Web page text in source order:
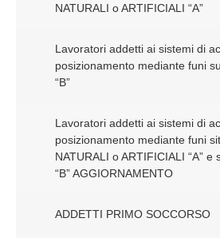
NATURALI o ARTIFICIALI “A”
Lavoratori addetti ai sistemi di
posizionamento mediante funi
“B”
Lavoratori addetti ai sistemi di
posizionamento mediante funi
NATURALI o ARTIFICIALI “A” e
“B” AGGIORNAMENTO
ADDETTI PRIMO SOCCORSO